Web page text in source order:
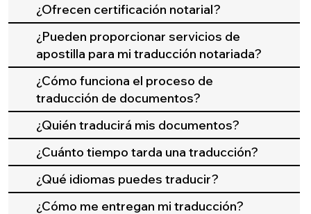
¿Ofrecen certificación notarial?
¿Pueden proporcionar servicios de
apostilla para mi traducción notariada?
¿Cómo funciona el proceso de
traducción de documentos?
¿Quién traducirá mis documentos?
¿Cuánto tiempo tarda una traducción?
¿Qué idiomas puedes traducir?
¿Cómo me entregan mi traducción?